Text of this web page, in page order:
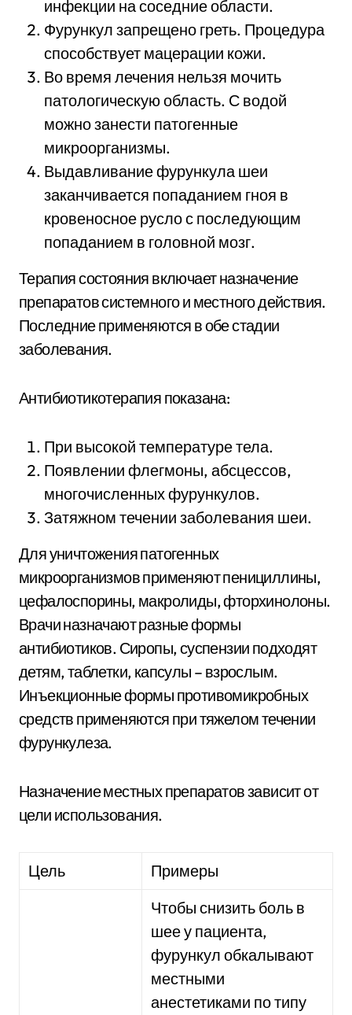
инфекции на соседние области.
Фурункул запрещено греть. Процедура
способствует мацерации кожи.
Во время лечения нельзя мочить
патологическую область. С водой
можно занести патогенные
микроорганизмы.
Выдавливание фурункула шеи
заканчивается попаданием гноя в
кровеносное русло с последующим
попаданием в головной мозг.
Терапия состояния включает назначение
препаратов системного и местного действия.
Последние применяются в обе стадии
заболевания.
Антибиотикотерапия показана:
При высокой температуре тела.
Появлении флегмоны, абсцессов,
многочисленных фурункулов.
Затяжном течении заболевания шеи.
Для уничтожения патогенных
микроорганизмов применяют пенициллины,
цефалоспорины, макролиды, фторхинолоны.
Врачи назначают разные формы
антибиотиков. Сиропы, суспензии подходят
детям, таблетки, капсулы – взрослым.
Инъекционные формы противомикробных
средств применяются при тяжелом течении
фурункулеза.
Назначение местных препаратов зависит от
цели использования.
Цель Примеры
Чтобы снизить боль в
шее у пациента,
фурункул обкалывают
местными
анестетиками по типу